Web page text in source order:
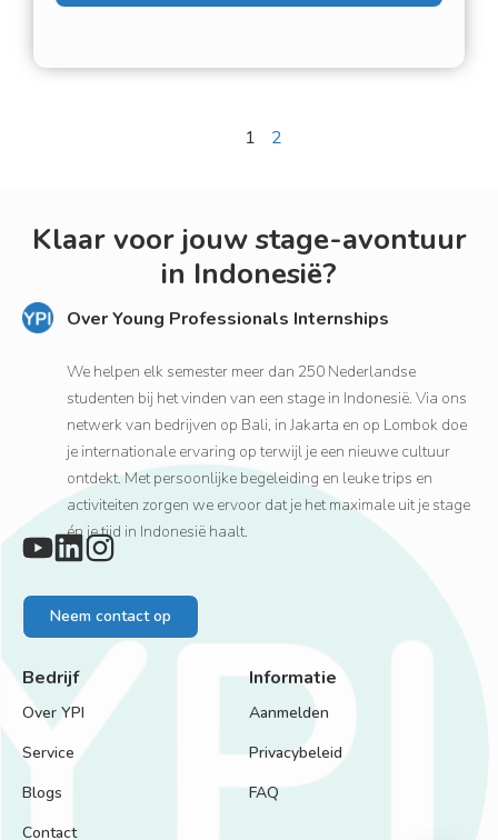
1 2
Klaar voor jouw stage-avontuur
in Indonesië?
Over Young Professionals Internships
We helpen elk semester meer dan 250 Nederlandse
studenten bij het vinden van een stage in Indonesië. Via ons
netwerk van bedrijven op Bali, in Jakarta en op Lombok doe
je internationale ervaring op terwijl je een nieuwe cultuur
ontdekt. Met persoonlijke begeleiding en leuke trips en
activiteiten zorgen we ervoor dat je het maximale uit je stage
én je tijd in Indonesië haalt.
Neem contact op
Bedrijf
Over YPI
Service
Blogs
Contact
Informatie
Aanmelden
Privacybeleid
FAQ